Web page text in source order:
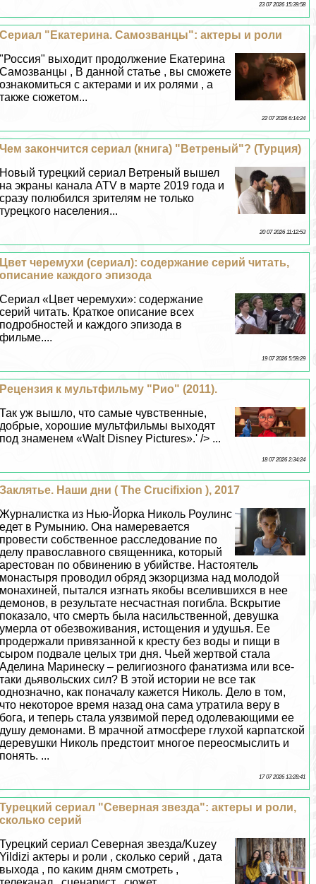
23 07 2026 15:39:58
Сериал "Екатерина. Самозванцы": актеры и роли
"Россия" выходит продолжение Екатерина
Самозванцы , В данной статье , вы сможете
ознакомиться с актерами и их ролями , а
также сюжетом...
22 07 2026 6:14:24
Чем закончится сериал (книга) "Ветреный"? (Турция)
Новый турецкий сериал Ветреный вышел
на экраны канала ATV в марте 2019 года и
сразу полюбился зрителям не только
турецкого населения...
20 07 2026 11:12:53
Цвет черемухи (сериал): содержание серий читать,
описание каждого эпизода
Сериал «Цвет черемухи»: содержание
серий читать. Краткое описание всех
подробностей и каждого эпизода в
фильме....
19 07 2026 5:59:29
Рецензия к мультфильму "Рио" (2011).
Так уж вышло, что самые чувственные,
добрые, хорошие мультфильмы выходят
под знаменем «Walt Disney Pictures».' /> ...
18 07 2026 2:34:24
Заклятье. Наши дни ( The Crucifixion ), 2017
Журналистка из Нью-Йорка Николь Роулинс
едет в Румынию. Она намеревается
провести собственное расследование по
делу православного священника, который
арестован по обвинению в убийстве. Настоятель
монастыря проводил обряд экзорцизма над молодой
монахиней, пытался изгнать якобы вселившихся в нее
демонов, в результате несчастная погибла. Вскрытие
показало, что cмepть была насильственной, дeвyшка
умерла от обезвоживания, истощения и удушья. Ее
продержали привязанной к кресту без воды и пищи в
сыром подвале целых три дня. Чьей жертвой стала
Аделина Маринеску – религиозного фанатизма или все-
таки дьявольских сил? В этой истории не все так
однозначно, как поначалу кажется Николь. Дело в том,
что некоторое время назад она сама утратила веру в
бога, и теперь стала уязвимой перед одолевающими ее
душу демонами. В мрачной атмосфере глухой карпатской
деревушки Николь предстоит многое переосмыслить и
понять. ...
17 07 2026 13:28:41
Турецкий сериал "Северная звезда": актеры и роли,
сколько серий
Турецкий сериал Северная звезда/Kuzey
Yildizi актеры и роли , сколько серий , дата
выхода , по каким дням смотреть ,